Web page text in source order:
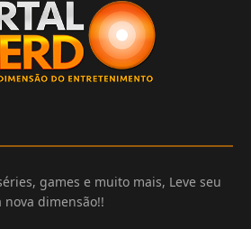
games e muito mais, Leve seu
dimensão!!